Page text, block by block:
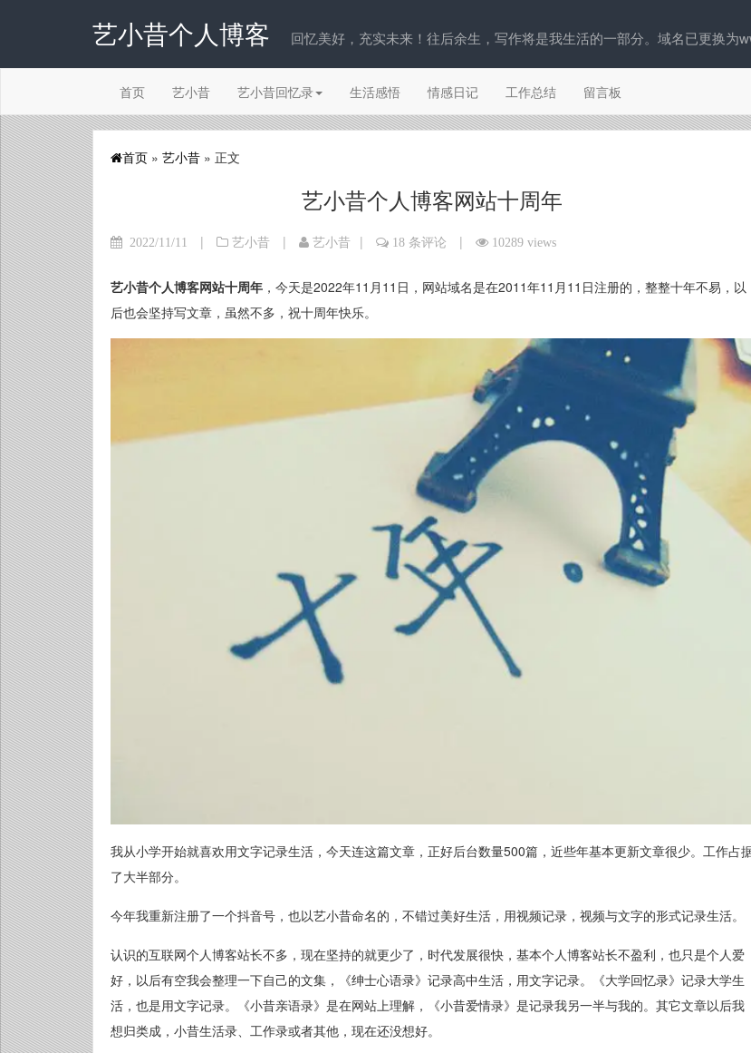
艺小昔个人博客 回忆美好，充实未来！往后余生，写作将是我生活的一部分。域名已更换为
首页 艺小昔 艺小昔回忆录 生活感悟 情感日记 工作总结 留言板
首页 » 艺小昔 » 正文
艺小昔个人博客网站十周年
2022/11/11 | 艺小昔 | 艺小昔 | 18 条评论 | 10289 views
艺小昔个人博客网站十周年 ，今天是2022年11月11日，网站域名是在2011年11月11日注册的，整整十年不易，以
后也会坚持写文章，虽然不多，祝十周年快乐。
我从小学开始就喜欢用文字记录生活，今天连这篇文章，正好后台数量500篇，近些年基本更新文章很少。工作占
了大半部分。
今年我重新注册了一个抖音号，也以艺小昔命名的，不错过美好生活，用视频记录，视频与文字的形式记录生活。
认识的互联网个人博客站长不多，现在坚持的就更少了，时代发展很快，基本个人博客站长不盈利，也只是个人爱
好，以后有空我会整理一下自己的文集，《绅士心语录》记录高中生活，用文字记录。《大学回忆录》记录大学生
活，也是用文字记录。《小昔亲语录》是在网站上理解，《小昔爱情录》是记录我另一半与我的。其它文章以后我
想归类成，小昔生活录、工作录或者其他，现在还没想好。